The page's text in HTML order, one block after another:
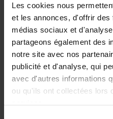
Les cookies nous
et les annonces, d'offrir
médias sociaux et
partageons également des
notre site avec nos
publicité et d'analyse, qui
avec d'autres informations
ou qu'ils ont collectées lors
The
Refuse
Steven Van
€37,